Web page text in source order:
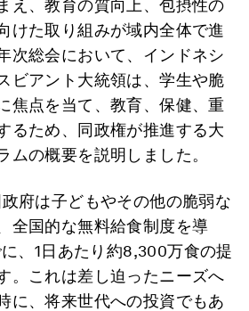
え、教育の質向上、包摂性の
けた取り組みが域内全体で進
次総会において、インドネシ
ビアント大統領は、学生や脆
焦点を当て、教育、保健、重
るため、同政権が推進する大
ムの概要を説明しました。
府は子どもやその他の脆弱な
全国的な無料給食制度を導
、1日あたり約8,300万食の提
。これは差し迫ったニーズへ
に、将来世代への投資でもあ